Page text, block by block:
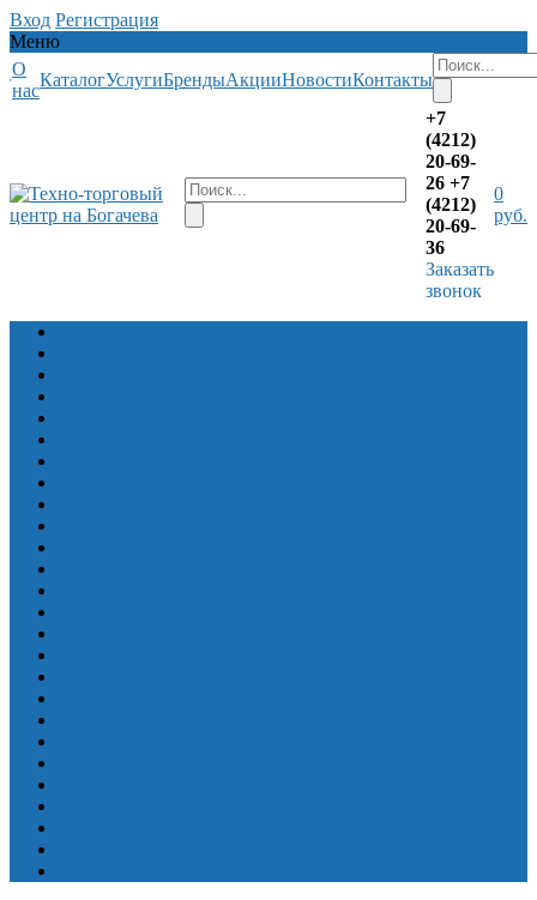
Вход Регистрация
Меню
О
нас
КаталогУслугиБрендыАкцииНовостиКонтакты
+7
(4212)
20-69-
26 +7
(4212)
20-69-
36
Заказать
звонок
0
руб.